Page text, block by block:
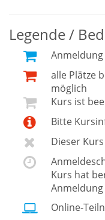
Legende /
alle Plätze
möglich
Kurs ist
Bitte
Dieser
Kurs hat
Online-